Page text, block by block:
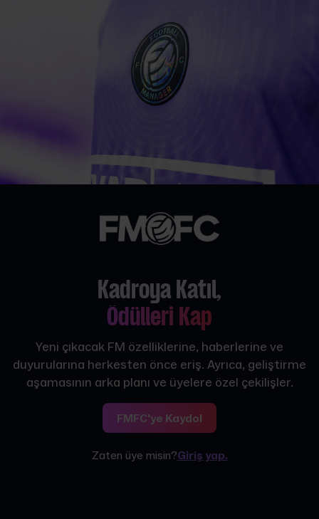
Kadroya Katıl,
Ödülleri Kap
Yeni çıkacak FM özelliklerine, haberlerine ve
duyurularına herkesten önce eriş. Ayrıca, geliştirme
aşamasının arka planı ve üyelere özel çekilişler.
FMFC'ye Kaydol
Zaten üye misin?Giriş yap.